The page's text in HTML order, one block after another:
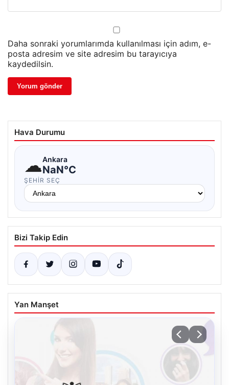
Daha sonraki yorumlarımda kullanılması için adım, e-
posta adresim ve site adresim bu tarayıcıya
kaydedilsin.
Hava Durumu
☁Ankara
NaN°C
ŞEHIR SEÇ
Bizi Takip Edin
Yan Manşet